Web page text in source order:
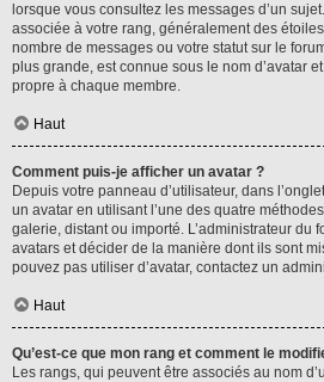
lorsque vous consultez les messages d’un
associée à votre rang, généralement des
nombre de messages ou votre statut sur le
plus grande, est connue sous le nom d’avatar
propre à chaque membre.
Haut
Comment puis-je afficher un avatar ?
Depuis votre panneau d’utilisateur, dans
un avatar en utilisant l’une des quatre
galerie, distant ou importé. L’administrateur du
avatars et décider de la manière dont ils sont
pouvez pas utiliser d’avatar, contactez un
Haut
Qu’est-ce que mon rang et comment le
Les rangs, qui peuvent être associés au nom